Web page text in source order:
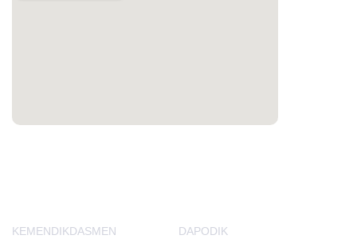
KEMENDIKDASMEN DAPODIK